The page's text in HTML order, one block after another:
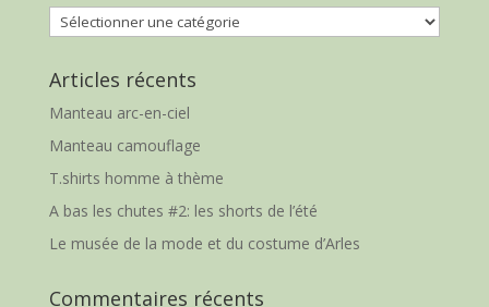
Catégories
Articles récents
Manteau arc-en-ciel
Manteau camouflage
T.shirts homme à thème
A bas les chutes #2: les shorts de l’été
Le musée de la mode et du costume d’Arles
Commentaires récents